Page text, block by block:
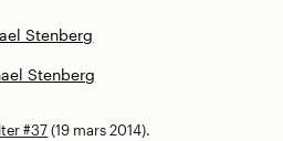
Stenberg
Stenberg
#37(19 mars 2014).